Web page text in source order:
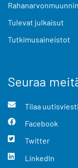
Rahanarvonmuunnin
Tulevat julkaisut
Tutkimusaineistot
Seuraa
Tilaa uutisviesti
Facebook
Twitter
LinkedIn